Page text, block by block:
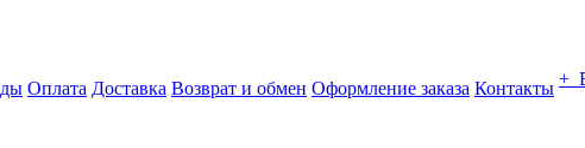
Оплата Доставка Возврат и обмен Оформление заказа Контакты +